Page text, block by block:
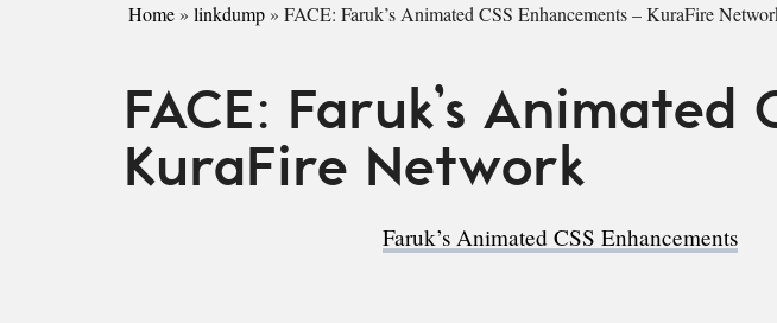
Home » linkdump » FACE: Faruk’s Animated CSS Enhancements – KuraFire
FACE: Faruk’s Animated
KuraFire Network
Faruk’s Animated CSS Enhancements